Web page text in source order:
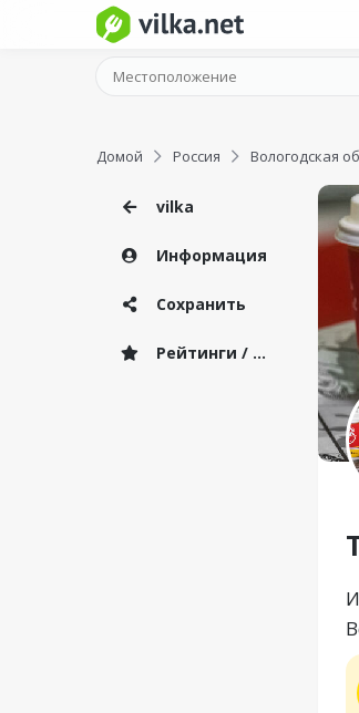
Домой Россия Вологодская
vilka
Информация
Сохранить
Рейтинги / Отзывы